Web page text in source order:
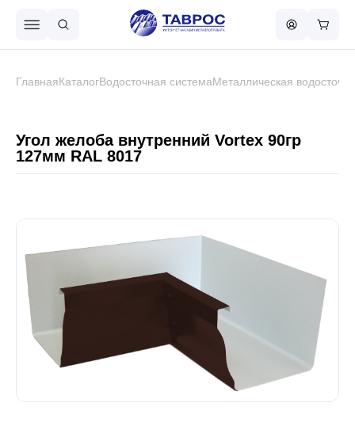
Металлочерепица
Чёрный металлопрокат
ГлавнаяКаталогВодосточная системаМеталлическая
Угол желоба внутренний Vortex 90гр
127мм RAL 8017